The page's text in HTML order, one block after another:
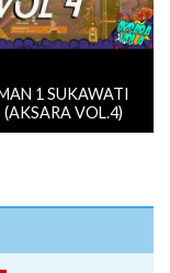
1 SUKAWATI
(AKSARA VOL.4)